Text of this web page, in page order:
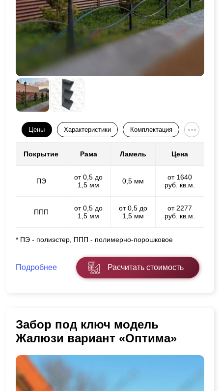
Цены Характеристики Комплектация
Покрытие Рама Ламель Цена
ПЭ
от 0,5 до
1,5 мм
0,5 мм
от 1640
руб. кв.м.
ППП
от 0,5 до
1,5 мм
от 0,5 до
1,5 мм
от 2277
руб. кв.м.
* ПЭ - полиэстер, ППП - полимерно-порошковое
Подробнее Расчитать стоимость
Забор под ключ модель
Жалюзи вариант «Оптима»